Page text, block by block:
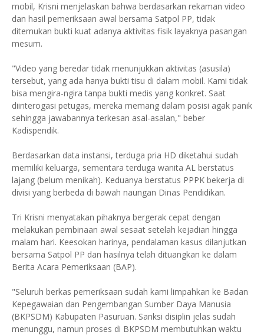
mobil, Krisni menjelaskan bahwa berdasarkan rekaman video
dan hasil pemeriksaan awal bersama Satpol PP, tidak
ditemukan bukti kuat adanya aktivitas fisik layaknya pasangan
mesum.
"Video yang beredar tidak menunjukkan aktivitas (asusila)
tersebut, yang ada hanya bukti tisu di dalam mobil. Kami tidak
bisa mengira-ngira tanpa bukti medis yang konkret. Saat
diinterogasi petugas, mereka memang dalam posisi agak panik
sehingga jawabannya terkesan asal-asalan," beber
Kadispendik.
Berdasarkan data instansi, terduga pria HD diketahui sudah
memiliki keluarga, sementara terduga wanita AL berstatus
lajang (belum menikah). Keduanya berstatus PPPK bekerja di
divisi yang berbeda di bawah naungan Dinas Pendidikan.
Tri Krisni menyatakan pihaknya bergerak cepat dengan
melakukan pembinaan awal sesaat setelah kejadian hingga
malam hari. Keesokan harinya, pendalaman kasus dilanjutkan
bersama Satpol PP dan hasilnya telah dituangkan ke dalam
Berita Acara Pemeriksaan (BAP).
"Seluruh berkas pemeriksaan sudah kami limpahkan ke Badan
Kepegawaian dan Pengembangan Sumber Daya Manusia
(BKPSDM) Kabupaten Pasuruan. Sanksi disiplin jelas sudah
menunggu, namun proses di BKPSDM membutuhkan waktu